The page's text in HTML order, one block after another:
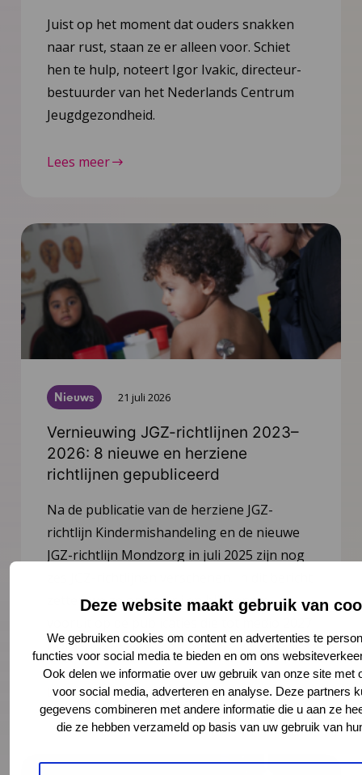
Deze website maakt gebruik van
We gebruiken cookies om content en advertenties te
functies voor social media te bieden en om ons
Ook delen we informatie over uw gebruik van onze site met
voor social media, adverteren en analyse. Deze partners
gegevens combineren met andere informatie die u aan ze
die ze hebben verzameld op basis van uw gebruik van
Juist op het moment dat ouders snakken
naar rust, staan ze er alleen voor. Schiet
hen te hulp, noteert Igor Ivakic, directeur-
bestuurder van het Nederlands Centrum
Jeugdgezondheid.
Lees meer
Nieuws 21 juli 2026
Vernieuwing JGZ-richtlijnen 2023–
2026: 8 nieuwe en herziene
richtlijnen gepubliceerd
Na de publicatie van de herziene JGZ-
richtlijn Kindermishandeling en de nieuwe
JGZ-richtlijn Mondzorg in juli 2025 zijn nog
zetten we ze op een rij en blikken we
worden verwacht.
Lees meer